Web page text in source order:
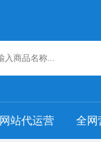
网站代运营 全网